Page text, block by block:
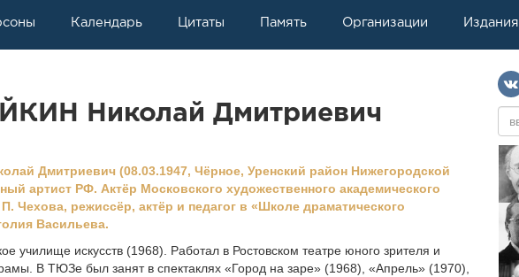
Календарь Цитаты Память Организации Издания
Николай Дмитриевич
Дмитриевич (08.03.1947, Чёрное, Уренский район Нижегородской
артист РФ. Актёр Московского художественного академического
Чехова, режиссёр, актёр и педагог в «Школе драматического
Васильева.
училище искусств (1968). Работал в Ростовском театре юного зрителя и
В ТЮЗе был занят в спектаклях «Город на заре» (1968), «Апрель» (1970),